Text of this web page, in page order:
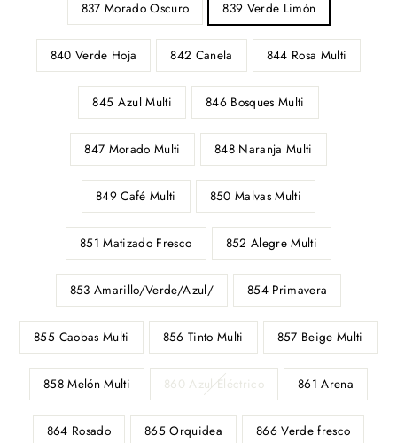
837 Morado Oscuro 839 Verde Limón
840 Verde Hoja 842 Canela 844 Rosa Multi
845 Azul Multi 846 Bosques Multi
847 Morado Multi 848 Naranja Multi
849 Café Multi 850 Malvas Multi
851 Matizado Fresco 852 Alegre Multi
853 Amarillo/Verde/Azul/ 854 Primavera
855 Caobas Multi 856 Tinto Multi 857 Beige Multi
858 Melón Multi 860 Azul Eléctrico 861 Arena
864 Rosado 865 Orquidea 866 Verde fresco